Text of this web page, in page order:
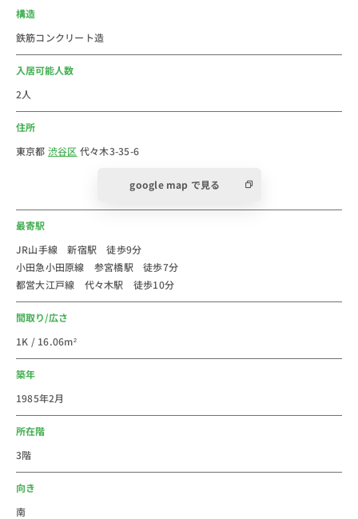
の路線を利用可能で、非常便利な駅です。
各路線で新宿・東京・渋谷・品川などが一本で行けるの
駅周辺にはスーパーがいくつかあるのでめ食料品を買う
隣が新宿駅なので、急な買い物ができた際は新宿へ行け
＝＝＝＝＝＝＝＝＝＝＝＝＝＝＝＝＝＝＝＝＝
構造
鉄筋コンクリート造
入居可能人数
2人
住所
東京都 渋谷区 代々木3-35-6
google map で見る
最寄駅
JR山手線 新宿駅 徒歩9分
小田急小田原線 参宮橋駅 徒歩7分
都営大江戸線 代々木駅 徒歩10分
間取り/広さ
1K / 16.06m²
築年
1985年2月
所在階
3階
向き
南